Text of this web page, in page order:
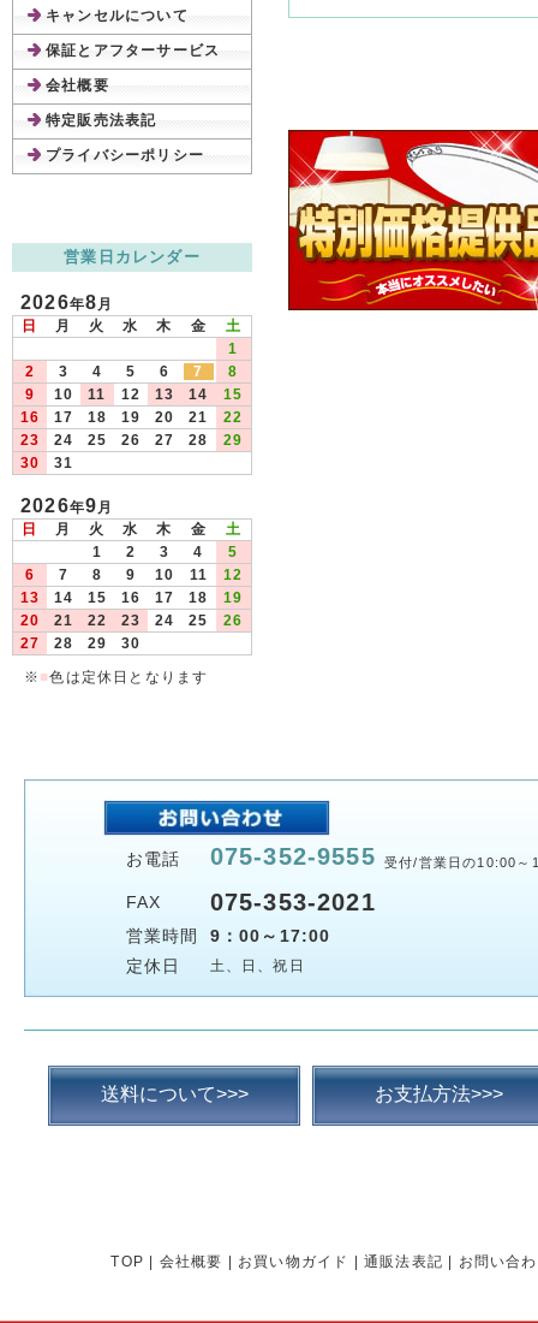
キャンセルについて
保証とアフターサービス
会社概要
特定販売法表記
プライバシーポリシー
営業日カレンダー
2026年8月
日
月 火 水 木 金
土
1
2
3 4 5 6 7
8
9
10 11 12 13 14
15
16
17 18 19 20 21
22
23
24 25 26 27 28
29
30
31
2026年9月
日
月 火 水 木 金
土
1
2 3 4
5
6
7 8 9 10 11
12
13
14 15 16 17 18
19
20
21 22 23 24 25
26
27
28 29
30
※ ■色は定休日となります
お電話 075-352-9555 受付/営業日の10:00～
FAX 075-353-2021
営業時間
9：00～17:00
定休日
土、日、祝日
送料について>>> お支払方法>>>
TOP 会社概要 お買い物ガイド 通販法表記 お問い合